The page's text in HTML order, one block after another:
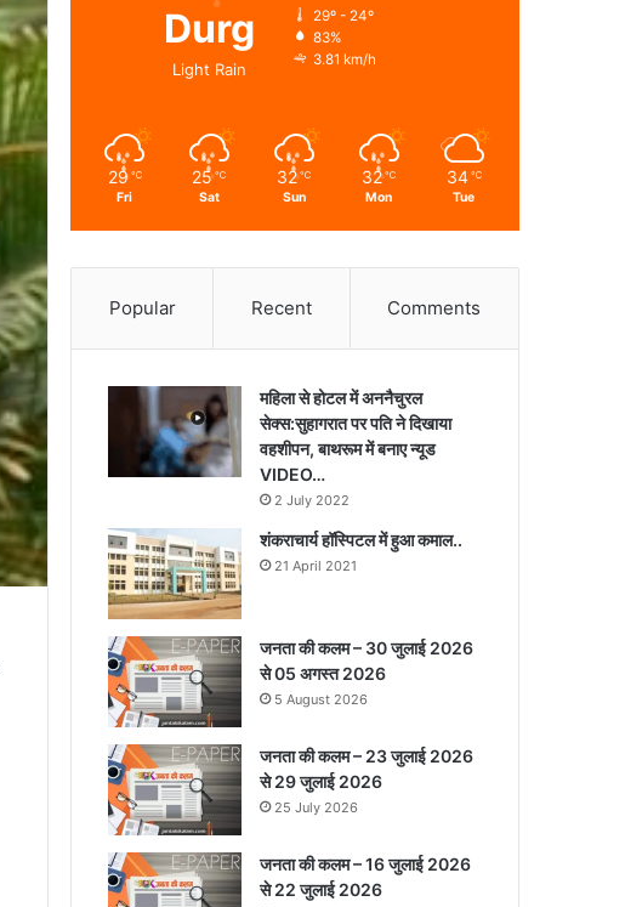
Durg
Light Rain
29º - 24º
83%
3.81 km/h
29 ℃
Fri
25 ℃
Sat
32 ℃
Sun
32 ℃
Mon
34 ℃
Tue
Popular Recent Comments
महिला से होटल में अननैचुरल
सेक्स:सुहागरात पर पति ने दिखाया
वहशीपन, बाथरूम में बनाए न्यूड
VIDEO…
2 July 2022
शंकराचार्य हॉस्पिटल में हुआ कमाल..
21 April 2021
जनता की कलम – 30 जुलाई 2026
से 05 अगस्त 2026
5 August 2026
जनता की कलम – 23 जुलाई 2026
से 29 जुलाई 2026
25 July 2026
जनता की कलम – 16 जुलाई 2026
से 22 जुलाई 2026